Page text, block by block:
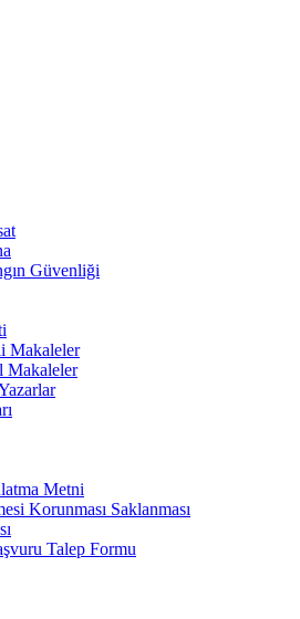
Güvenliği
Makaleler
Makaleler
Metni
Korunması Saklanması
Talep Formu